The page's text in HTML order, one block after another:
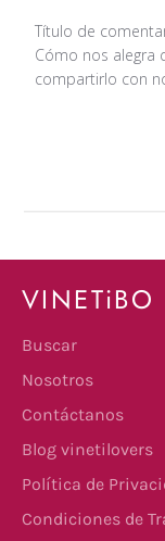
Comentarios
Título de
Cómo nos alegra
compartirlo con
VINETiBO
Buscar
Nosotros
Contáctanos
Blog vinetilovers
Política de
Condiciones de